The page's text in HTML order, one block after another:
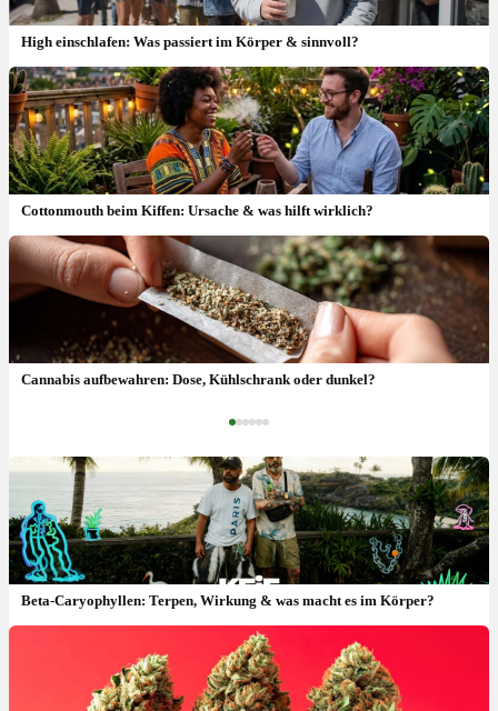
High einschlafen: Was passiert im Körper & sinnvoll?
Cottonmouth beim Kiffen: Ursache & was hilft wirklich?
Cannabis aufbewahren: Dose, Kühlschrank oder dunkel?
Terpinolen: Wirkung, Strains & welche Sorten haben es?
Beta-Caryophyllen: Terpen, Wirkung & was macht es im Körper?